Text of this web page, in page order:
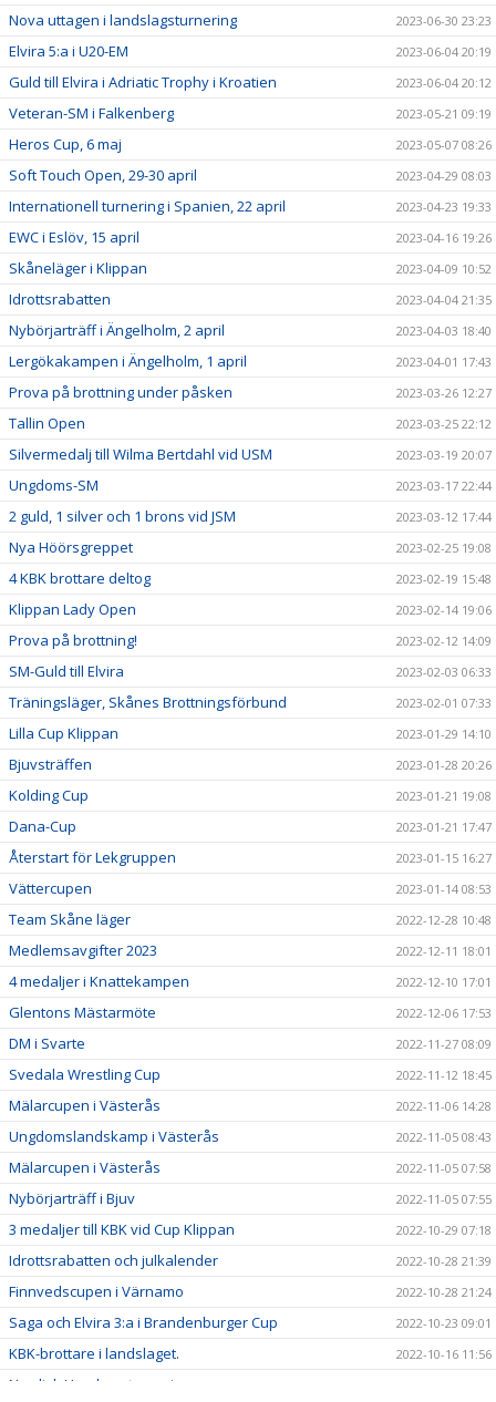
Nova uttagen i landslagsturnering 2023-06-30 23:23
Elvira 5:a i U20-EM 2023-06-04 20:19
Guld till Elvira i Adriatic Trophy i Kroatien 2023-06-04 20:12
Veteran-SM i Falkenberg 2023-05-21 09:19
Heros Cup, 6 maj 2023-05-07 08:26
Soft Touch Open, 29-30 april 2023-04-29 08:03
Internationell turnering i Spanien, 22 april 2023-04-23 19:33
EWC i Eslöv, 15 april 2023-04-16 19:26
Skåneläger i Klippan 2023-04-09 10:52
Idrottsrabatten 2023-04-04 21:35
Nybörjarträff i Ängelholm, 2 april 2023-04-03 18:40
Lergökakampen i Ängelholm, 1 april 2023-04-01 17:43
Prova på brottning under påsken 2023-03-26 12:27
Tallin Open 2023-03-25 22:12
Silvermedalj till Wilma Bertdahl vid USM 2023-03-19 20:07
Ungdoms-SM 2023-03-17 22:44
2 guld, 1 silver och 1 brons vid JSM 2023-03-12 17:44
Nya Höörsgreppet 2023-02-25 19:08
4 KBK brottare deltog 2023-02-19 15:48
Klippan Lady Open 2023-02-14 19:06
Prova på brottning! 2023-02-12 14:09
SM-Guld till Elvira 2023-02-03 06:33
Träningsläger, Skånes Brottningsförbund 2023-02-01 07:33
Lilla Cup Klippan 2023-01-29 14:10
Bjuvsträffen 2023-01-28 20:26
Kolding Cup 2023-01-21 19:08
Dana-Cup 2023-01-21 17:47
Återstart för Lekgruppen 2023-01-15 16:27
Vättercupen 2023-01-14 08:53
Team Skåne läger 2022-12-28 10:48
Medlemsavgifter 2023 2022-12-11 18:01
4 medaljer i Knattekampen 2022-12-10 17:01
Glentons Mästarmöte 2022-12-06 17:53
DM i Svarte 2022-11-27 08:09
Svedala Wrestling Cup 2022-11-12 18:45
Mälarcupen i Västerås 2022-11-06 14:28
Ungdomslandskamp i Västerås 2022-11-05 08:43
Mälarcupen i Västerås 2022-11-05 07:58
Nybörjarträff i Bjuv 2022-11-05 07:55
3 medaljer till KBK vid Cup Klippan 2022-10-29 07:18
Idrottsrabatten och julkalender 2022-10-28 21:39
Finnvedscupen i Värnamo 2022-10-28 21:24
Saga och Elvira 3:a i Brandenburger Cup 2022-10-23 09:01
KBK-brottare i landslaget. 2022-10-16 11:56
Nordisk Ungdomsturnering